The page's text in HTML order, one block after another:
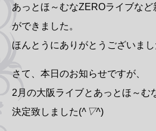
あっとほ～むなZEROライブなど
ができました。
ほんとうにありがとうございまし
さて、本日のお知らせですが、
2月の大阪ライブとあっとほ～む
決定致しました(^▽^)